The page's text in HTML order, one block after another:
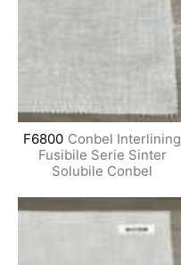
F6800 Conbel Interlining
Fusibile Serie Sinter
Solubile Conbel